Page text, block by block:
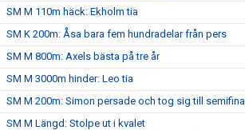
SM M 110m häck: Ekholm tia
SM K 200m: Åsa bara fem hundradelar från pers
SM M 800m: Axels bästa på tre år
SM M 3000m hinder: Leo tia
SM M 200m: Simon persade och tog sig till semifinal
SM M Längd: Stolpe ut i kvalet